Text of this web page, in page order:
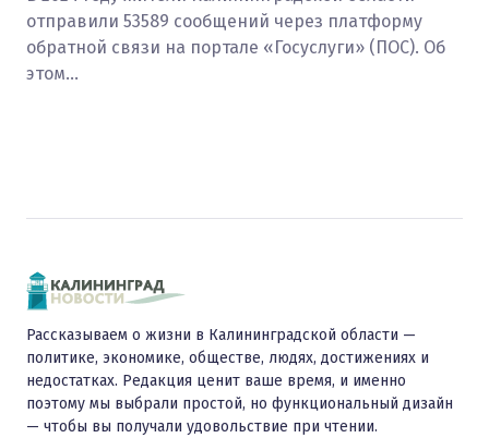
отправили 53589 сообщений через платформу
обратной связи на портале «Госуслуги» (ПОС). Об
этом…
Рассказываем о жизни в Калининградской области —
политике, экономике, обществе, людях, достижениях и
недостатках. Редакция ценит ваше время, и именно
поэтому мы выбрали простой, но функциональный дизайн
— чтобы вы получали удовольствие при чтении.